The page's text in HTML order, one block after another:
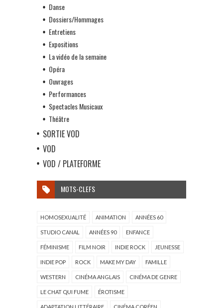
Danse
Dossiers/Hommages
Entretiens
Expositions
La vidéo de la semaine
Opéra
Ouvrages
Performances
Spectacles Musicaux
Théâtre
SORTIE VOD
VOD
VOD / PLATEFORME
MOTS-CLEFS
HOMOSEXUALITÉ ANIMATION ANNÉES 60
STUDIO CANAL ANNÉES 90 ENFANCE
FÉMINISME FILM NOIR INDIE ROCK JEUNESSE
INDIE POP ROCK MAKE MY DAY FAMILLE
WESTERN CINÉMA ANGLAIS CINÉMA DE GENRE
LE CHAT QUI FUME ÉROTISME